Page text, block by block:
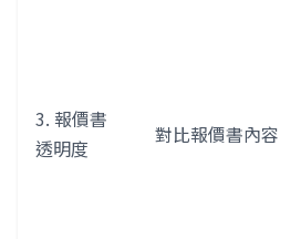
3. 報價書
透明度
對比報價書內容